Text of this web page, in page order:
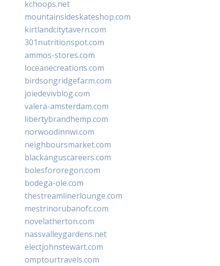
kchoops.net
mountainsideskateshop.com
kirtlandcitytavern.com
301nutritionspot.com
ammos-stores.com
loceanecreations.com
birdsongridgefarm.com
joiedevivblog.com
valera-amsterdam.com
libertybrandhemp.com
norwoodinnwi.com
neighboursmarket.com
blackanguscareers.com
bolesfororegon.com
bodega-ole.com
thestreamlinerlounge.com
mestrinorubanofc.com
novelatherton.com
nassvalleygardens.net
electjohnstewart.com
omptourtravels.com